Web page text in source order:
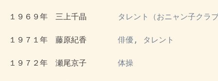
１９６９年　三上千晶 タレント（おニャン子クラ
１９７１年　藤原紀香 俳優, タレント
１９７２年　瀬尾京子 体操